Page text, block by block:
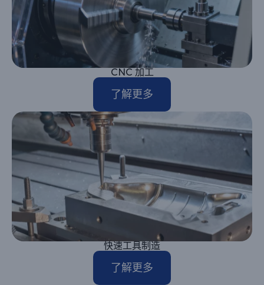
CNC 加工
了解更多
快速工具制造
了解更多